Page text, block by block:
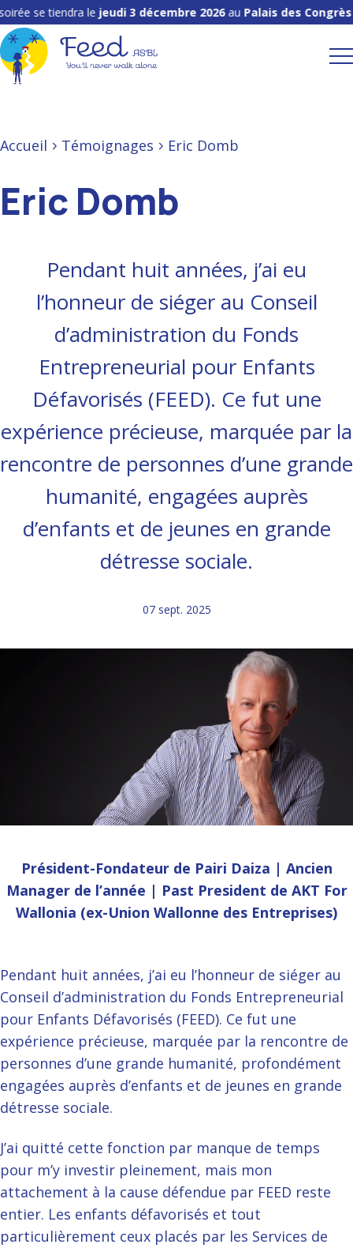
se tiendra lejeudi 3 décembre 2026auPalais des Congrès
Accueil Témoignages Eric Domb
Eric Domb
Pendant huit années, j’ai eu
l’honneur de siéger au Conseil
d’administration du Fonds
Entrepreneurial pour Enfants
Défavorisés (FEED). Ce fut une
expérience précieuse, marquée par la
rencontre de personnes d’une grande
humanité, engagées auprès
d’enfants et de jeunes en grande
détresse sociale.
07 sept. 2025
Président-Fondateur de Pairi Daiza | Ancien
Manager de l’année | Past President de AKT For
Wallonia (ex-Union Wallonne des Entreprises)
Pendant huit années, j’ai eu l’honneur de siéger au
Conseil d’administration du Fonds Entrepreneurial
pour Enfants Défavorisés (FEED). Ce fut une
expérience précieuse, marquée par la rencontre de
personnes d’une grande humanité, profondément
engagées auprès d’enfants et de jeunes en grande
détresse sociale.
J’ai quitté cette fonction par manque de temps
pour m’y investir pleinement, mais mon
attachement à la cause défendue par FEED reste
entier. Les enfants défavorisés et tout
particulièrement ceux placés par les Services de